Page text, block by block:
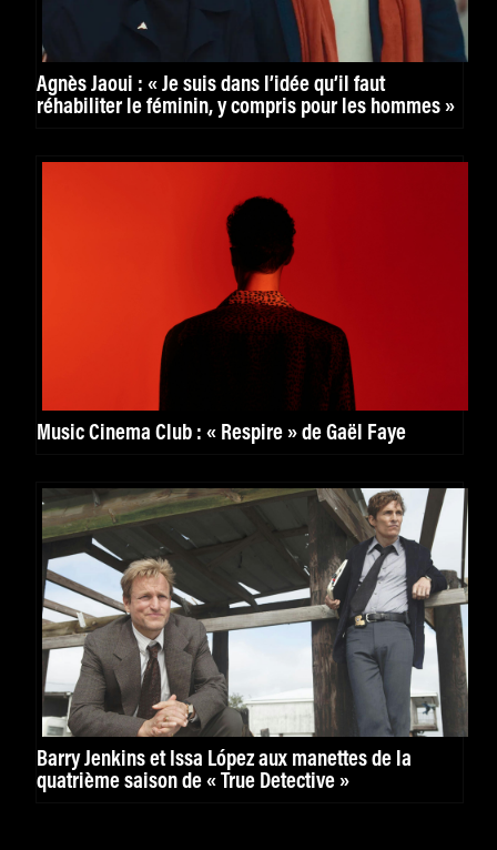
Agnès Jaoui : « Je suis dans l’idée qu’il faut
réhabiliter le féminin, y compris pour les hommes »
Music Cinema Club : « Respire » de Gaël Faye
Barry Jenkins et Issa López aux manettes de la
quatrième saison de « True Detective »